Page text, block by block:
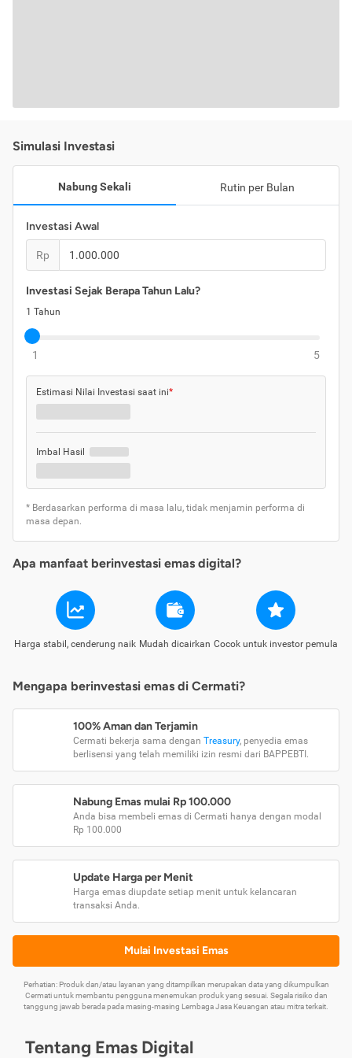
Simulasi Investasi
Nabung Sekali Rutin per Bulan
Investasi Awal
Rp
Investasi Sejak Berapa Tahun Lalu?
1 Tahun
1 5
Estimasi Nilai Investasi saat ini*
Imbal Hasil
* Berdasarkan performa di masa lalu, tidak menjamin performa di
masa depan.
Apa manfaat berinvestasi emas digital?
Harga stabil, cenderung naik Mudah dicairkan Cocok untuk investor pemula
Mengapa berinvestasi emas di Cermati?
100% Aman dan Terjamin
Cermati bekerja sama dengan Treasury, penyedia emas
berlisensi yang telah memiliki izin resmi dari BAPPEBTI.
Nabung Emas mulai Rp 100.000
Anda bisa membeli emas di Cermati hanya dengan modal
Rp 100.000
Update Harga per Menit
Harga emas diupdate setiap menit untuk kelancaran
transaksi Anda.
Mulai Investasi Emas
Perhatian: Produk dan/atau layanan yang ditampilkan merupakan data yang dikumpulkan
Cermati untuk membantu pengguna menemukan produk yang sesuai. Segala risiko dan
tanggung jawab berada pada masing-masing Lembaga Jasa Keuangan atau mitra terkait.
Tentang Emas Digital